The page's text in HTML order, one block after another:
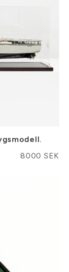
8000 SEK